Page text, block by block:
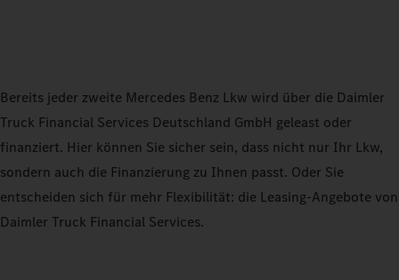
Bereits jeder zweite Mercedes Benz Lkw wird über die Daimler
Truck Financial Services Deutschland GmbH geleast oder
finanziert. Hier können Sie sicher sein, dass nicht nur Ihr Lkw,
sondern auch die Finanzierung zu Ihnen passt. Oder Sie
entscheiden sich für mehr Flexibilität: die Leasing-Angebote von
Daimler Truck Financial Services.